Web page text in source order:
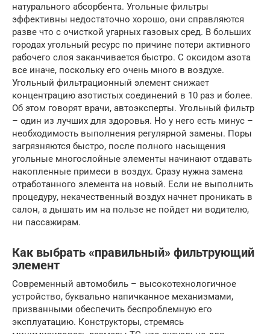
натурального абсорбента. Угольные фильтры
эффективны недостаточно хорошо, они справляются
разве что с очисткой угарных газовых сред. В больших
городах угольный ресурс по причине потери активного
рабочего слоя заканчивается быстро. С оксидом азота
все иначе, поскольку его очень много в воздухе.
Угольный фильтрационный элемент снижает
концентрацию азотистых соединений в 10 раз и более.
Об этом говорят врачи, автоэксперты. Угольный фильтр
– один из лучших для здоровья. Но у него есть минус –
необходимость выполнения регулярной замены. Поры
загрязняются быстро, после полного насыщения
угольные многослойные элементы начинают отдавать
накопленные примеси в воздух. Сразу нужна замена
отработанного элемента на новый. Если не выполнить
процедуру, некачественный воздух начнет проникать в
салон, а дышать им на пользе не пойдет ни водителю,
ни пассажирам.
Как выбрать «правильный» фильтрующий
элемент
Современный автомобиль – высокотехнологичное
устройство, буквально напичканное механизмами,
призванными обеспечить беспроблемную его
эксплуатацию. Конструкторы, стремясь